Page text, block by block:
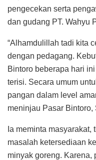
pengecekan serta
dan gudang PT. Wahyu
“Alhamdulillah tadi kita
dengan pedagang.
Bintoro beberapa hari
terisi. Secara umum
pangan dalam level
meninjau Pasar Bintoro,
Ia meminta
masalah ketersediaan
minyak goreng. Karena,